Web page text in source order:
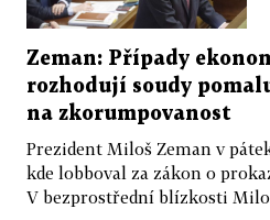
Zeman: Případy
rozhodují soudy
na zkorumpovanost
Prezident Miloš Zeman v
kde lobboval za zákon o
V bezprostřední blízkosti